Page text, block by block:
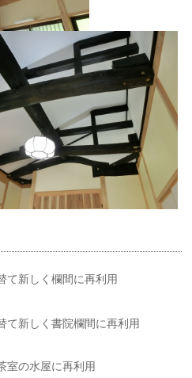
て新しく欄間に再利用
て新しく書院欄間に再利用
室の水屋に再利用